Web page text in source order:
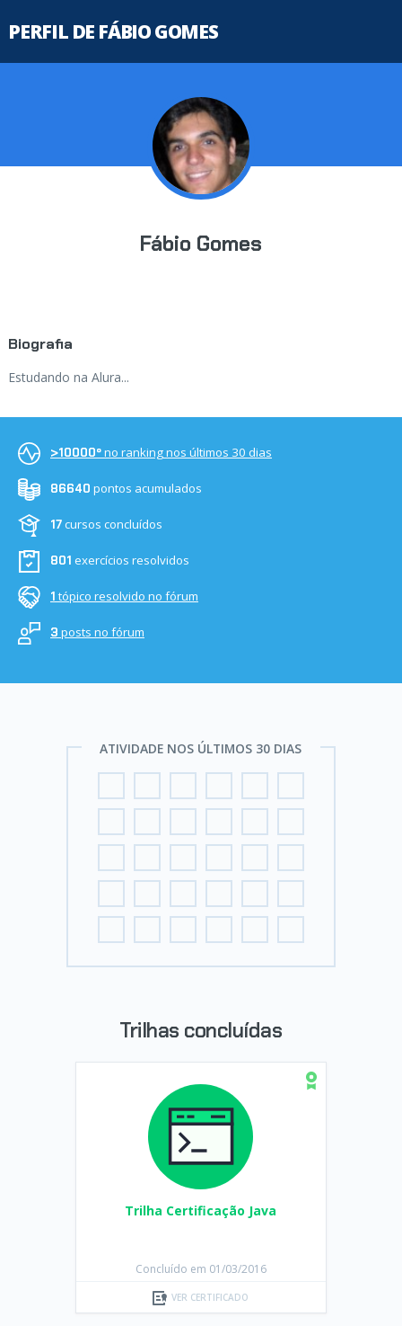
PERFIL DE FÁBIO GOMES
Fábio Gomes
Biografia
Estudando na Alura...
>10000ºno ranking nos últimos 30 dias
86640 pontos acumulados
17cursos concluídos
801 exercícios resolvidos
1 tópico resolvido no fórum
3 posts no fórum
ATIVIDADE NOS ÚLTIMOS 30 DIAS
Trilhas concluídas
Trilha Certificação Java
Concluído em 01/03/2016
VER CERTIFICADO